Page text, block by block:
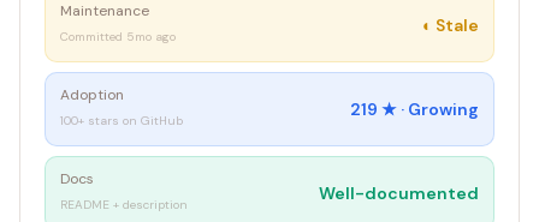
Maintenance
Committed 5mo ago
◐ Stale
Adoption
100+ stars on GitHub
219 ★ · Growing
Docs
README + description
Well-documented